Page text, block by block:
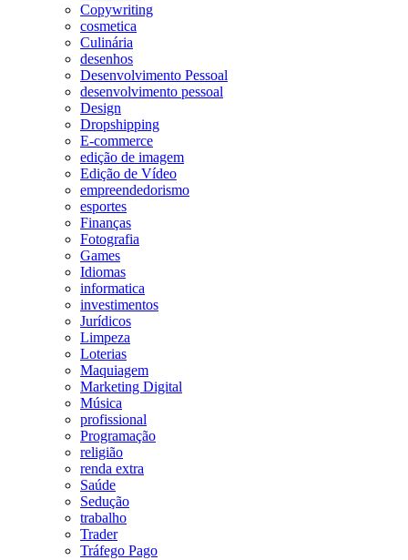
Copywriting
cosmetica
Culinária
desenhos
Desenvolvimento Pessoal
desenvolvimento pessoal
Design
Dropshipping
E-commerce
edição de imagem
Edição de Vídeo
empreendedorismo
esportes
Finanças
Fotografia
Games
Idiomas
informatica
investimentos
Jurídicos
Limpeza
Loterias
Maquiagem
Marketing Digital
Música
profissional
Programação
religião
renda extra
Saúde
Sedução
trabalho
Trader
Tráfego Pago